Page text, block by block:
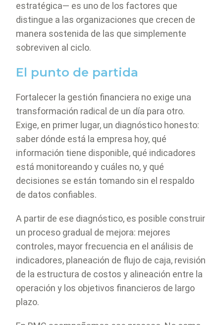
estratégica— es uno de los factores que
distingue a las organizaciones que crecen de
manera sostenida de las que simplemente
sobreviven al ciclo.
El punto de partida
Fortalecer la gestión financiera no exige una
transformación radical de un día para otro.
Exige, en primer lugar, un diagnóstico honesto:
saber dónde está la empresa hoy, qué
información tiene disponible, qué indicadores
está monitoreando y cuáles no, y qué
decisiones se están tomando sin el respaldo
de datos confiables.
A partir de ese diagnóstico, es posible construir
un proceso gradual de mejora: mejores
controles, mayor frecuencia en el análisis de
indicadores, planeación de flujo de caja, revisión
de la estructura de costos y alineación entre la
operación y los objetivos financieros de largo
plazo.